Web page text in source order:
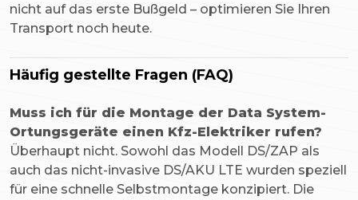
nicht auf das erste Bußgeld – optimieren Sie Ihren
Transport noch heute.
Häufig gestellte Fragen (FAQ)
Muss ich für die Montage der Data System-
Ortungsgeräte einen Kfz-Elektriker rufen?
Überhaupt nicht. Sowohl das Modell DS/ZAP als
auch das nicht-invasive DS/AKU LTE wurden speziell
für eine schnelle Selbstmontage konzipiert. Die